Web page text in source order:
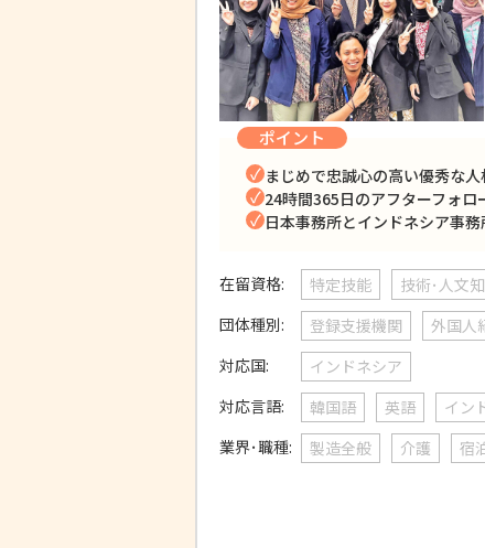
ポイント
まじめで忠誠心の高い優秀な人
24時間365日のアフターフォロ
日本事務所とインドネシア事
在留資格: 特定技能 技術･人文
団体種別:
登録支援機関
外国人
対応国:
インドネシア
対応言語:
韓国語 英語
イン
業界･職種:
製造全般 介護 宿